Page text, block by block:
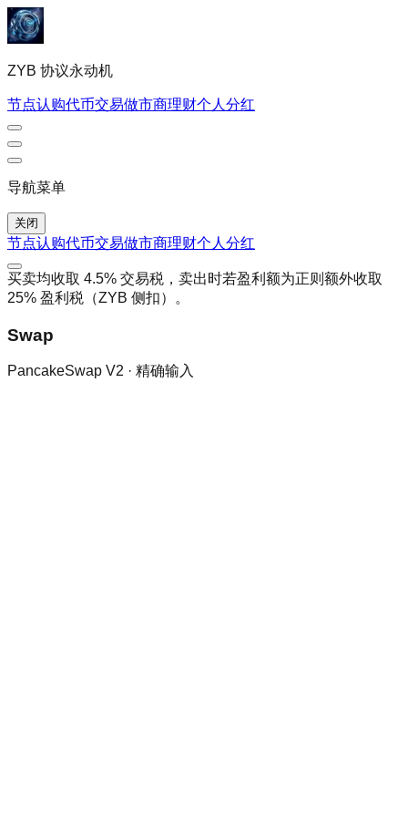
ZYB 协议永动机
节点认购代币交易做市商理财个人 分红
导航菜单
关闭
节点认购代币交易做市商理财个人 分红
买卖均收取 4.5% 交易税，卖出时若盈利额为正则额外收取
25% 盈利税（ZYB 侧扣）。
Swap
PancakeSwap V2 · 精确输入